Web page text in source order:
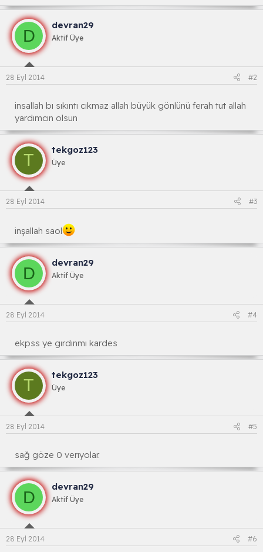
D
devran29
Aktif Üye
28 Eyl 2014 #2
insallah bı sıkıntı cıkmaz allah büyük gönlünü ferah tut allah
yardımcın olsun
T
tekgoz123
Üye
28 Eyl 2014 #3
inşallah saol
D
devran29
Aktif Üye
28 Eyl 2014 #4
ekpss ye gırdınmı kardes
T
tekgoz123
Üye
28 Eyl 2014 #5
sağ göze 0 verıyolar.
D
devran29
Aktif Üye
28 Eyl 2014 #6